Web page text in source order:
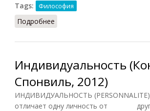
Tags:
Философия
Подробнее
Индивидуальность
Спонвиль, 2012)
ИНДИВИДУАЛЬНОСТЬ
отличает одну личность от